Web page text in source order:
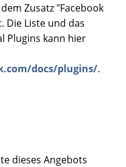
Zusatz "Facebook
Die Liste und das
Plugins kann hier
docs/plugins/.
dieses Angebots